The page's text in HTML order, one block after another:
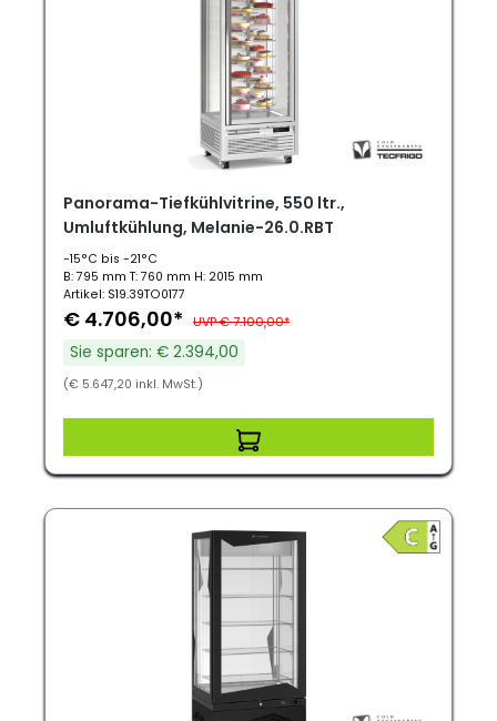
Panorama-Tiefkühlvitrine, 550 ltr.,
Umluftkühlung, Melanie-26.0.RBT
-15°C bis -21°C
B: 795 mm T: 760 mm H: 2015 mm
Artikel: S19.39TO0177
€ 4.706,00* UVP € 7.100,00*
Sie sparen: € 2.394,00
(€ 5.647,20 inkl. MwSt.)